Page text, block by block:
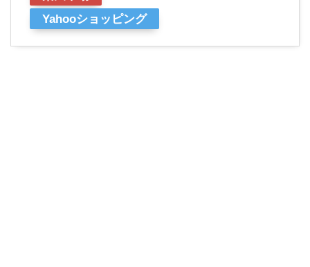
Yahooショッピング